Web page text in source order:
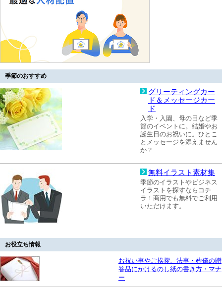
季節のおすすめ
グリーティングカー
ド＆メッセージカー
ド
入学・入園、母の日など季
節のイベントに。結婚やお
誕生日のお祝いに。ひとこ
とメッセージを添えません
か？
無料イラスト素材集
季節のイラストやビジネス
イラストを探すならコチ
ラ！商用でも無料でご利用
いただけます。
お役立ち情報
お祝い事やご挨拶、法事・葬儀の贈
答品にかけるのし紙の書き方・マナ
ー